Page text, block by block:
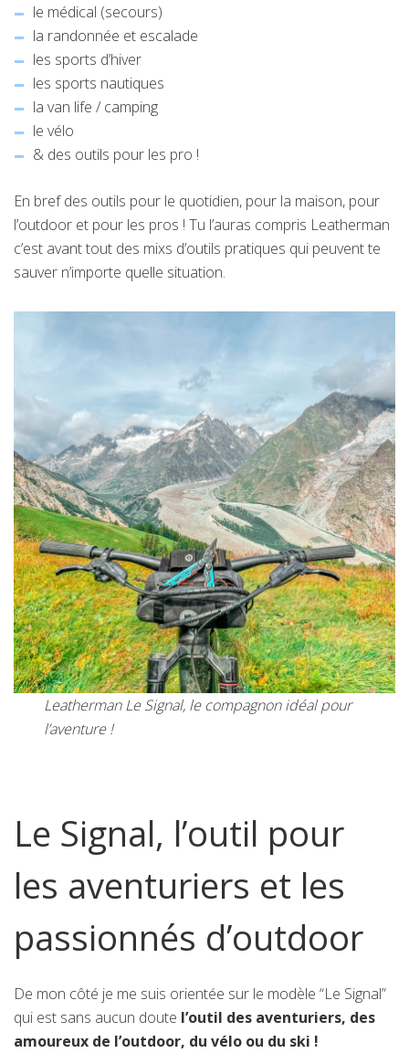
le médical (secours)
la randonnée et escalade
les sports d’hiver
les sports nautiques
la van life / camping
le vélo
& des outils pour les pro !
En bref des outils pour le quotidien, pour la maison, pour
l’outdoor et pour les pros ! Tu l’auras compris Leatherman
c’est avant tout des mixs d’outils pratiques qui peuvent te
sauver n’importe quelle situation.
Leatherman Le Signal, le compagnon idéal pour
l’aventure !
Le Signal, l’outil pour
les aventuriers et les
passionnés d’outdoor
De mon côté je me suis orientée sur le modèle “Le Signal”
qui est sans aucun doute l’outil des aventuriers, des
amoureux de l’outdoor, du vélo ou du ski !